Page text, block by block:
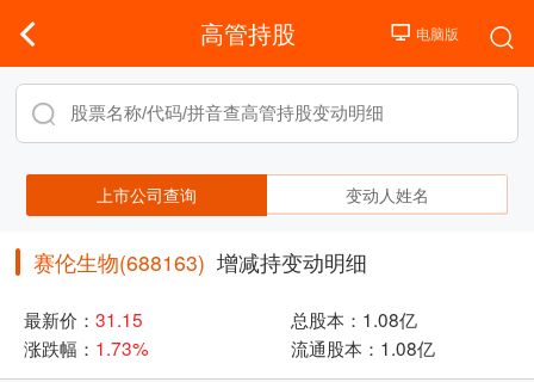
高管持股
上市公司查询 变动人姓名
赛伦生物(688163) 增减持变动明细
最新价： 31.15 总股本： 1.08亿
涨跌幅： 1.73% 流通股本： 1.08亿